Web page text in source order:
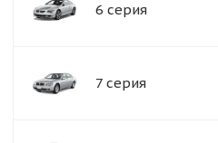
6 серия
7 серия